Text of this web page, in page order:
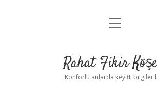
Anasayfa
Yasal Uyarı
menüyü
Rahat Fikir
Konforlu anlarda keyifli bilgiler